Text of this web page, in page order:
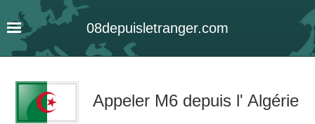
08depuisletranger.com
Appeler M6 depuis l' Algérie